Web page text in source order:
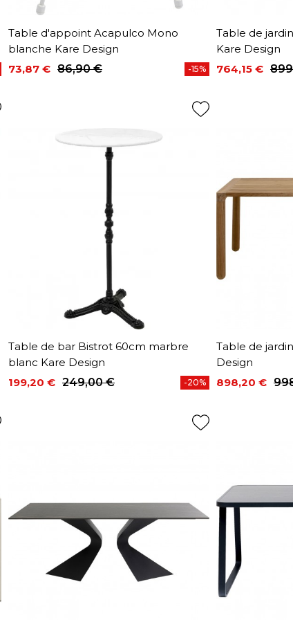
Table d'appoint Acapulco Mono
blanche Kare Design
Prix
73,87 €
Prix de base86,90 € -15%
Table de
Kare Design
Prix
764,15 €
Prix de base
Table de bar Bistrot 60cm marbre
blanc Kare Design
Prix
199,20 €
Prix de base249,00 € -20%
Table de
Design
Prix
898,20 €
Prix de base